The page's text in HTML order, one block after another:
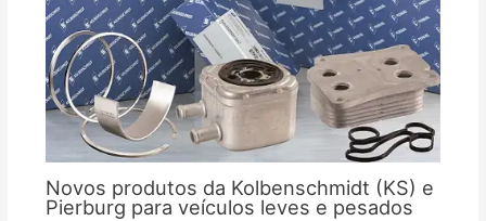
Novos produtos da Kolbenschmidt (KS) e
Pierburg para veículos leves e pesados